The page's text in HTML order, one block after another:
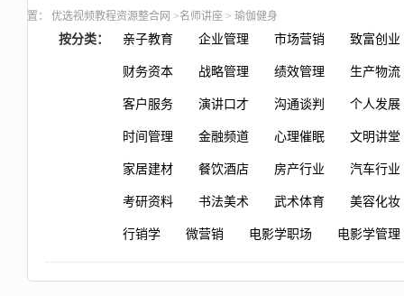
置： 优选视频教程资源整合网 >名师讲座 > 瑜伽健身
按分类： 亲子教育 企业管理 市场营销 致富创业
财务资本 战略管理 绩效管理 生产物流
客户服务 演讲口才 沟通谈判 个人发展
时间管理 金融频道 心理催眠 文明讲堂
家居建材 餐饮酒店 房产行业 汽车行业
考研资料 书法美术 武术体育 美容化妆
行销学 微营销 电影学职场 电影学管理